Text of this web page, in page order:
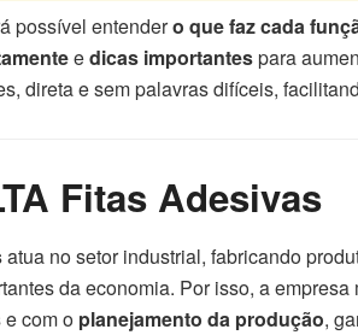
possível entendero que faz cada
edicas importantespara
direta e sem palavras difíceis,
Fitas Adesivas
atua no setor industrial, fabricando
da economia. Por isso, a
e com o planejamento da produção,